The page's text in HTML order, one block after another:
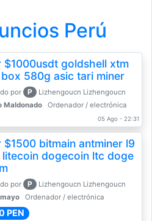
Perú
$1000usdt goldshell xtm
580g asic tari miner
por P
Lizhengoucn Lizhengoucn
Maldonado
Ordenador / electrónica
05 Ago - 22:31
$1500 bitmain antminer l9
litecoin dogecoin ltc doge
por P
Lizhengoucn Lizhengoucn
Ordenador / electrónica
PEN